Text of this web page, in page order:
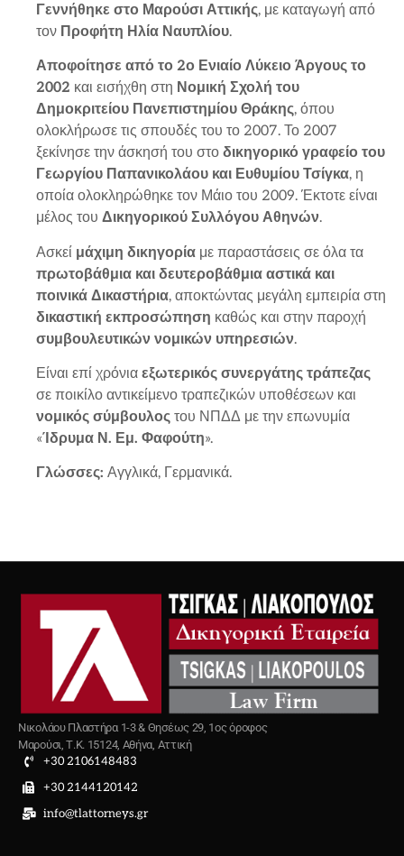
Γεννήθηκε στο Μαρούσι Αττικής, με καταγωγή από
τον Προφήτη Ηλία Ναυπλίου.
Αποφοίτησε από το 2ο Ενιαίο Λύκειο Άργους το
2002 και εισήχθη στη Νομική Σχολή του
Δημοκριτείου Πανεπιστημίου Θράκης, όπου
ολοκλήρωσε τις σπουδές του το 2007. Το 2007
ξεκίνησε την άσκησή του στο δικηγορικό γραφείο του
Γεωργίου Παπανικολάου και Ευθυμίου Τσίγκα, η
οποία ολοκληρώθηκε τον Μάιο του 2009. Έκτοτε είναι
μέλος του Δικηγορικού Συλλόγου Αθηνών.
Ασκεί μάχιμη δικηγορία με παραστάσεις σε όλα τα
πρωτοβάθμια και δευτεροβάθμια αστικά και
ποινικά Δικαστήρια, αποκτώντας μεγάλη εμπειρία στη
δικαστική εκπροσώπηση καθώς και στην παροχή
συμβουλευτικών νομικών υπηρεσιών.
Είναι επί χρόνια εξωτερικός συνεργάτης τράπεζας
σε ποικίλο αντικείμενο τραπεζικών υποθέσεων και
νομικός σύμβουλος του ΝΠΔΔ με την επωνυμία
«Ίδρυμα Ν. Εμ. Φαφούτη».
Γλώσσες: Αγγλικά, Γερμανικά.
Νικολάου Πλαστήρα 1-3 & Θησέως 29, 1ος όροφος
Μαρούσι, Τ.Κ. 15124, Αθήνα, Αττική
+30 2106148483
+30 2144120142
info@tlattorneys.gr